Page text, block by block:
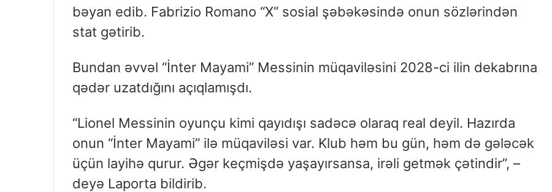
bəyan edib. Fabrizio Romano “X” sosial şəbəkəsində onun sözlərindən
stat gətirib.
Bundan əvvəl “İnter Mayami” Messinin müqaviləsini 2028-ci ilin dekabrına
qədər uzatdığını açıqlamışdı.
“Lionel Messinin oyunçu kimi qayıdışı sadəcə olaraq real deyil. Hazırda
onun “İnter Mayami” ilə müqaviləsi var. Klub həm bu gün, həm də gələcək
üçün layihə qurur. Əgər keçmişdə yaşayırsansa, irəli getmək çətindir”, –
deyə Laporta bildirib.